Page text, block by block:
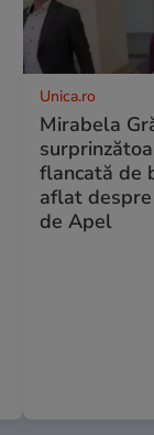
Unica.ro
Mirabela
flancată de
aflat
de Apel